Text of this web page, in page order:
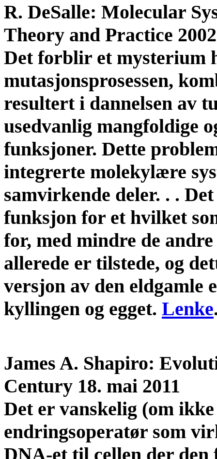
R. DeSalle: Molecular
Theory and Practice 2002
Det forblir et mysterium
mutasjonsprosessen,
resultert i dannelsen av
usedvanlig mangfoldige
funksjoner. Dette
integrerte molekylære
samvirkende deler. . .
funksjon for et hvilket
for, med mindre de
allerede er tilstede, og
versjon av den eldgamle
kyllingen og egget. Lenke
James A. Shapiro:
Century 18. mai 2011
Det er vanskelig (om
endringsoperatør som
DNA-et til cellen der